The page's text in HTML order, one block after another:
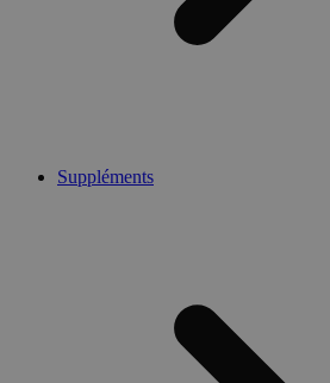
Suppléments